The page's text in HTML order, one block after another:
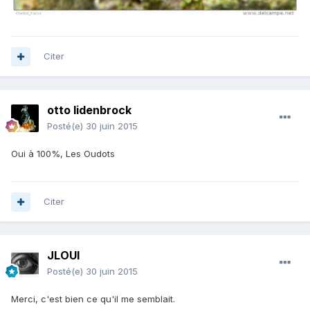
Citer
otto lidenbrock
Posté(e) 30 juin 2015
Oui à 100%, Les Oudots
Citer
JLOUI
Posté(e) 30 juin 2015
Merci, c'est bien ce qu'il me semblait.